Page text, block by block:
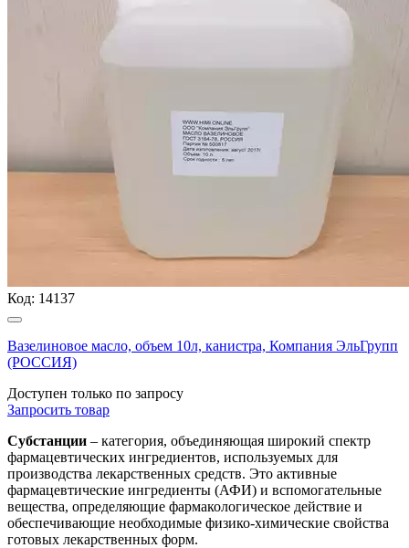
Код: 14137
Вазелиновое масло, объем 10л, канистра, Компания ЭльГрупп
(РОССИЯ)
Доступен только по запросу
Запросить товар
Субстанции – категория, объединяющая широкий спектр
фармацевтических ингредиентов, используемых для
производства лекарственных средств. Это активные
фармацевтические ингредиенты (АФИ) и вспомогательные
вещества, определяющие фармакологическое действие и
обеспечивающие необходимые физико-химические свойства
готовых лекарственных форм.